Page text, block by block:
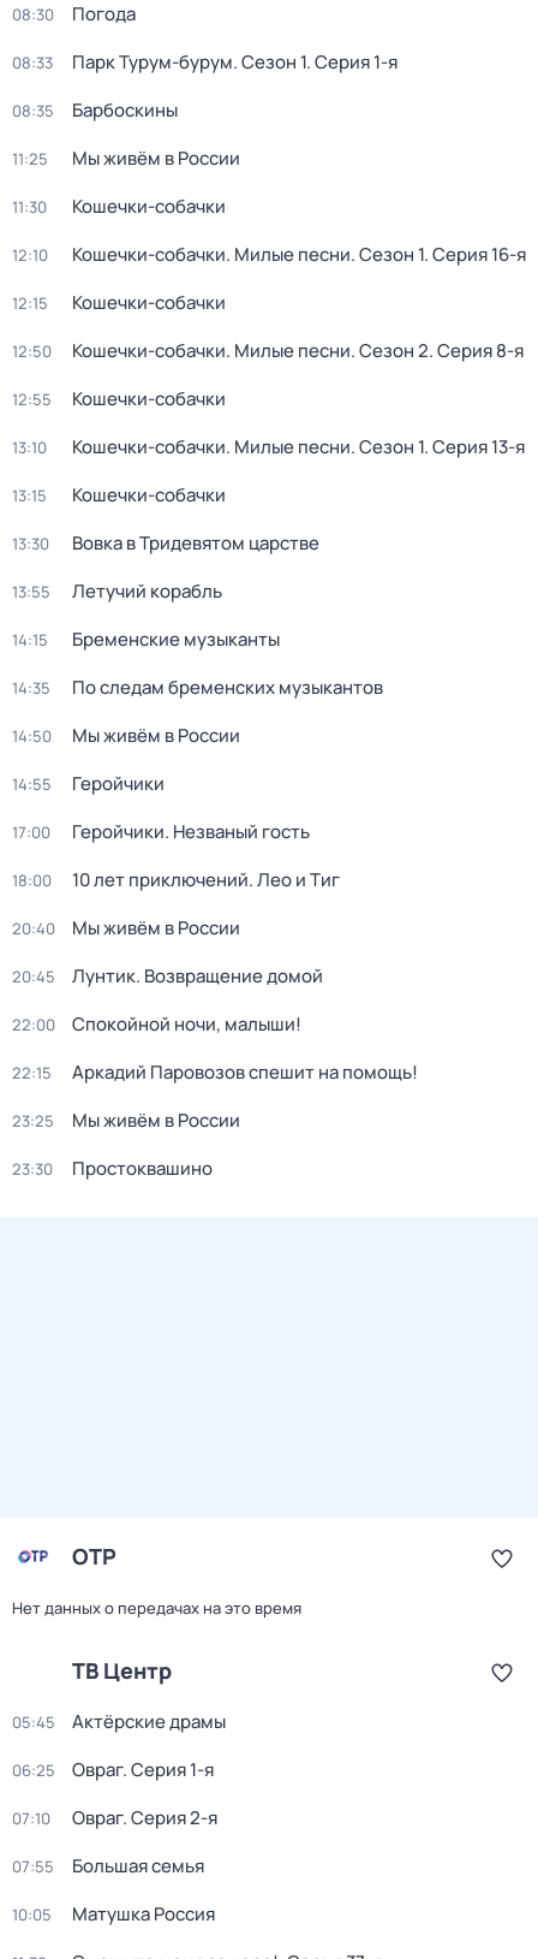
08:30 Погода
08:33 Парк Турум-бурум. Сезон 1. Серия 1-я
08:35 Барбоскины
11:25 Мы живём в России
11:30 Кошечки-собачки
12:10 Кошечки-собачки. Милые песни. Сезон 1. Серия 16-я
12:15 Кошечки-собачки
12:50 Кошечки-собачки. Милые песни. Сезон 2. Серия 8-я
12:55 Кошечки-собачки
13:10 Кошечки-собачки. Милые песни. Сезон 1. Серия 13-я
13:15 Кошечки-собачки
13:30 Вовка в Тридевятом царстве
13:55 Летучий корабль
14:15 Бременские музыканты
14:35 По следам бременских музыкантов
14:50 Мы живём в России
14:55 Геройчики
17:00 Геройчики. Незваный гость
18:00 10 лет приключений. Лео и Тиг
20:40 Мы живём в России
20:45 Лунтик. Возвращение домой
22:00 Спокойной ночи, малыши!
22:15 Аркадий Паровозов спешит на помощь!
23:25 Мы живём в России
23:30 Простоквашино
ОТР
Нет данных о передачах на это время
ТВ Центр
05:45 Актёрские драмы
06:25 Овраг. Серия 1-я
07:10 Овраг. Серия 2-я
07:55 Большая семья
10:05 Матушка Россия